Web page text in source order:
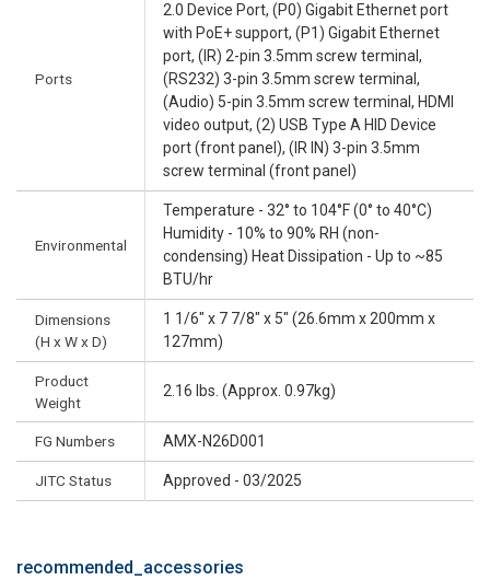
Ports
2.0 Device Port, (P0) Gigabit Ethernet port
with PoE+ support, (P1) Gigabit Ethernet
port, (IR) 2-pin 3.5mm screw terminal,
(RS232) 3-pin 3.5mm screw terminal,
(Audio) 5-pin 3.5mm screw terminal, HDMI
video output, (2) USB Type A HID Device
port (front panel), (IR IN) 3-pin 3.5mm
screw terminal (front panel)
Environmental
Temperature - 32° to 104°F (0° to 40°C)
Humidity - 10% to 90% RH (non-
condensing) Heat Dissipation - Up to ~85
BTU/hr
Dimensions
(H x W x D)
1 1/6" x 7 7/8" x 5" (26.6mm x 200mm x
127mm)
Product
Weight
2.16 lbs. (Approx. 0.97kg)
FG Numbers AMX-N26D001
JITC Status Approved - 03/2025
recommended_accessories